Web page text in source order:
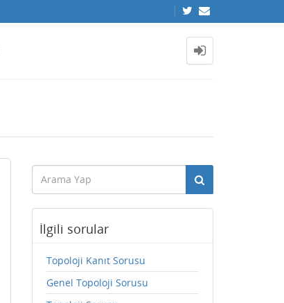
İlgili sorular
Topoloji Kanıt Sorusu
Genel Topoloji Sorusu